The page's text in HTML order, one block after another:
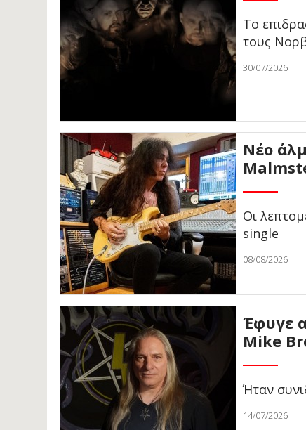
Το
τους
30/07/2026
Νέο
Οι
single
08/08/2026
Έφυγε
Mike
Ήταν
14/07/2026